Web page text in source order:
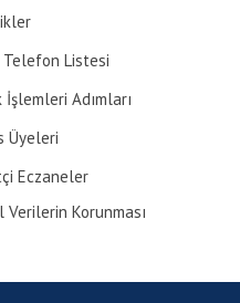
Listesi
İşlemleri Adımları
Üyeleri
Eczaneler
Verilerin Korunması